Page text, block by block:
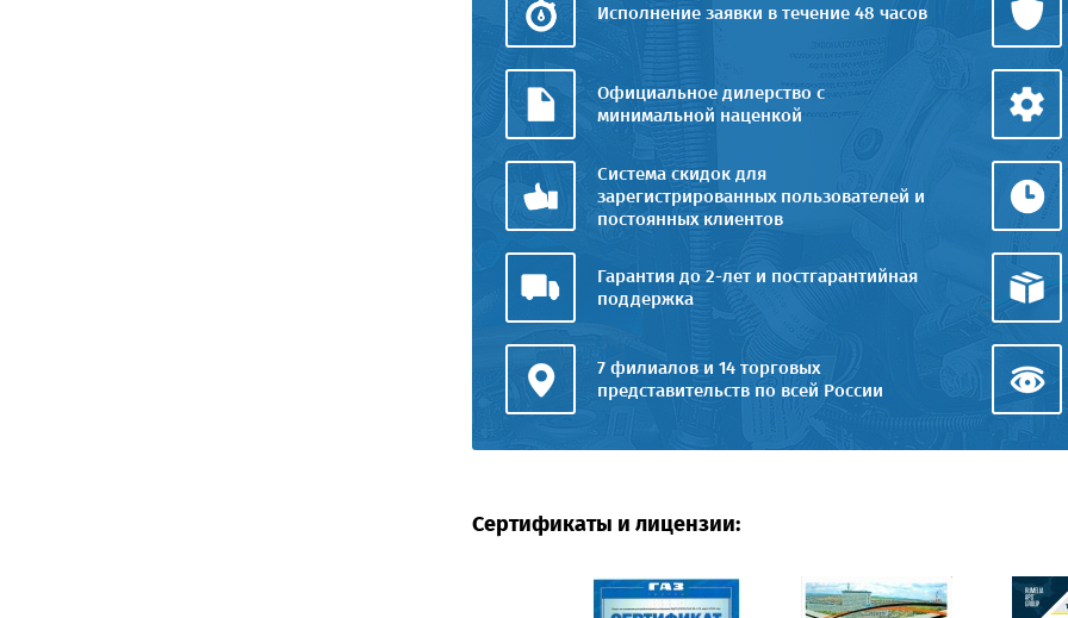
Исполнение заявки в течение 48 часов
Официальное дилерство с
минимальной наценкой
Система скидок для
зарегистрированных пользователей и
постоянных клиентов
Гарантия до 2-лет и постгарантийная
поддержка
7 филиалов и 14 торговых
представительств по всей России
Сертификаты и лицензии: